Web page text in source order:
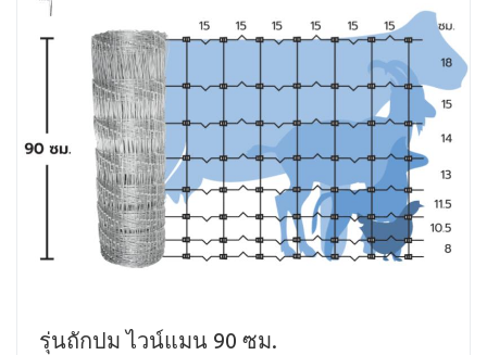
รุ่นถักปม ไวน์แมน 90 ซม.